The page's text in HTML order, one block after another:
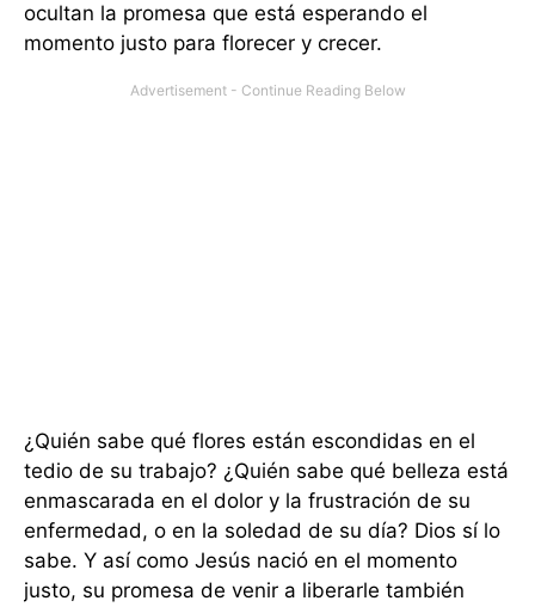
ocultan la promesa que está esperando el
momento justo para florecer y crecer.
¿Quién sabe qué flores están escondidas en el
tedio de su trabajo? ¿Quién sabe qué belleza está
enmascarada en el dolor y la frustración de su
enfermedad, o en la soledad de su día? Dios sí lo
sabe. Y así como Jesús nació en el momento
justo, su promesa de venir a liberarle también